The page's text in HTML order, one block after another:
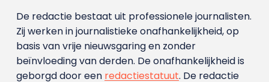
De redactie bestaat uit professionele journalisten.
Zij werken in journalistieke onafhankelijkheid, op
basis van vrije nieuwsgaring en zonder
beïnvloeding van derden. De onafhankelijkheid is
geborgd door een redactiestatuut. De redactie